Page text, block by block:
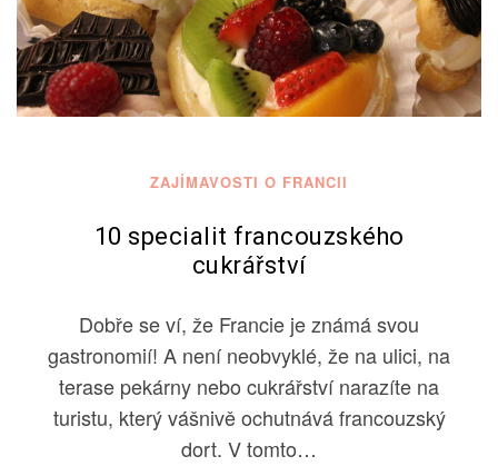
ZAJÍMAVOSTI O FRANCII
10 specialit francouzského
cukrářství
Dobře se ví, že Francie je známá svou
gastronomií! A není neobvyklé, že na ulici, na
terase pekárny nebo cukrářství narazíte na
turistu, který vášnivě ochutnává francouzský
dort. V tomto…